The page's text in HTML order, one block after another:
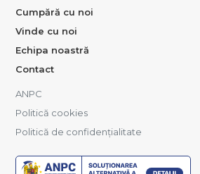
Cumpără cu noi
Vinde cu noi
Echipa noastră
Contact
ANPC
Politică cookies
Politică de confidențialitate